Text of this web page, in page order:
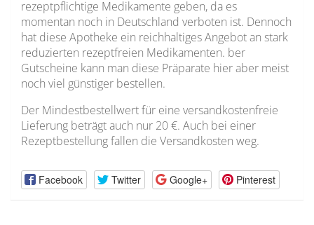
rezeptpflichtige Medikamente geben, da es
momentan noch in Deutschland verboten ist. Dennoch
hat diese Apotheke ein reichhaltiges Angebot an stark
reduzierten rezeptfreien Medikamenten. ber
Gutscheine kann man diese Präparate hier aber meist
noch viel günstiger bestellen.
Der Mindestbestellwert für eine versandkostenfreie
Lieferung beträgt auch nur 20 €. Auch bei einer
Rezeptbestellung fallen die Versandkosten weg.
Facebook Twitter Google+ Pinterest